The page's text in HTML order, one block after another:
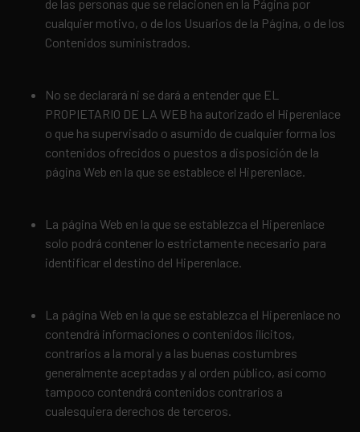
de las personas que se relacionen en la Página por
cualquier motivo, o de los Usuarios de la Página, o de los
Contenidos suministrados.
No se declarará ni se dará a entender que EL
PROPIETARIO DE LA WEB ha autorizado el Hiperenlace
o que ha supervisado o asumido de cualquier forma los
contenidos ofrecidos o puestos a disposición de la
página Web en la que se establece el Hiperenlace.
La página Web en la que se establezca el Hiperenlace
solo podrá contener lo estrictamente necesario para
identificar el destino del Hiperenlace.
La página Web en la que se establezca el Hiperenlace no
contendrá informaciones o contenidos ilícitos,
contrarios a la moral y a las buenas costumbres
generalmente aceptadas y al orden público, así como
tampoco contendrá contenidos contrarios a
cualesquiera derechos de terceros.